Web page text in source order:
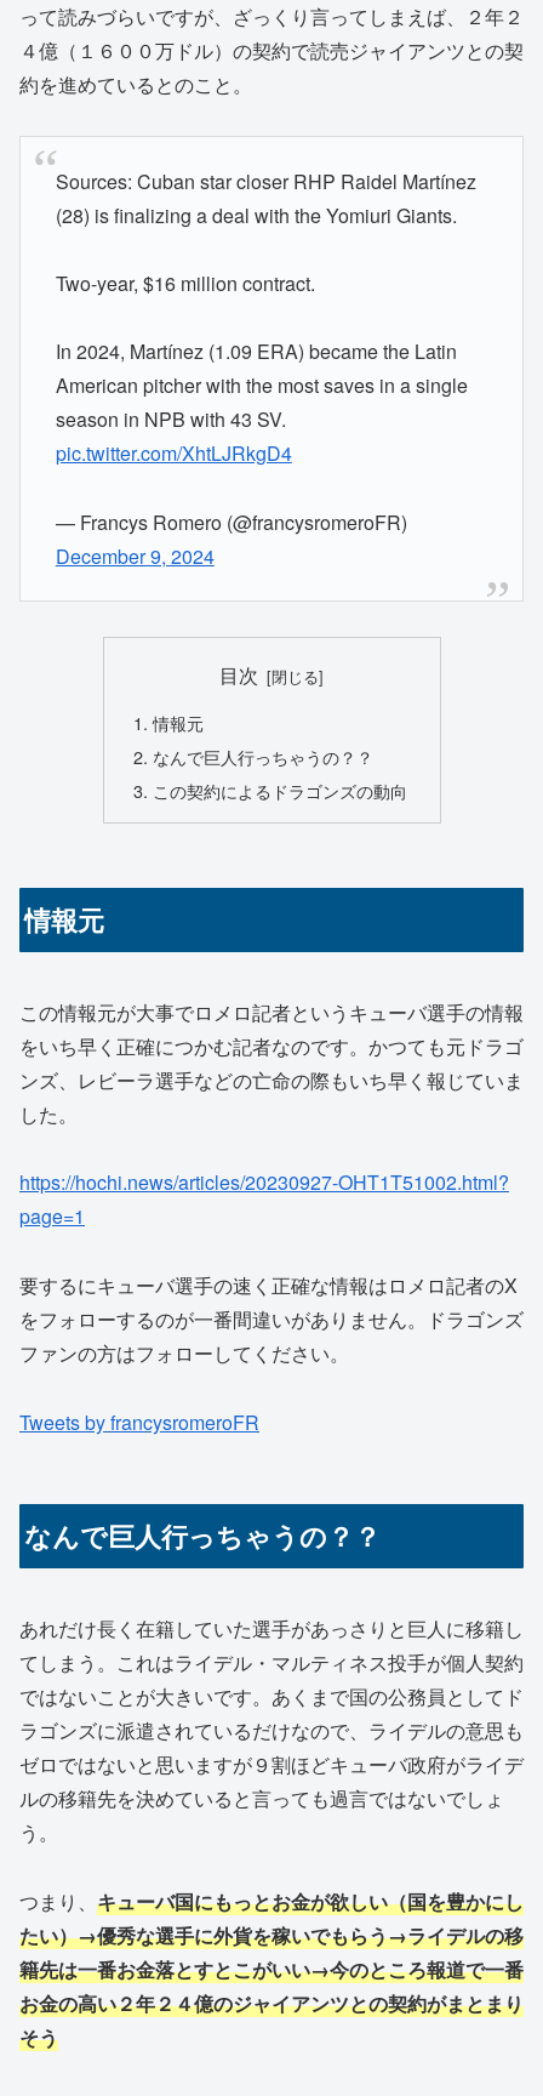
って読みづらいですが、ざっくり言ってしまえば、２年２
４億（１６００万ドル）の契約で読売ジャイアンツとの契
約を進めているとのこと。
Sources: Cuban star closer RHP Raidel Martínez
(28) is finalizing a deal with the Yomiuri Giants.
Two-year, $16 million contract.
In 2024, Martínez (1.09 ERA) became the Latin
American pitcher with the most saves in a single
season in NPB with 43 SV.
pic.twitter.com/XhtLJRkgD4
— Francys Romero (@francysromeroFR)
December 9, 2024
目次
情報元
なんで巨人行っちゃうの？？
この契約によるドラゴンズの動向
情報元
この情報元が大事でロメロ記者というキューバ選手の情報
をいち早く正確につかむ記者なのです。かつても元ドラゴ
ンズ、レビーラ選手などの亡命の際もいち早く報じていま
した。
https://hochi.news/articles/20230927-OHT1T51002.html?
page=1
要するにキューバ選手の速く正確な情報はロメロ記者のX
をフォローするのが一番間違いがありません。ドラゴンズ
ファンの方はフォローしてください。
Tweets by francysromeroFR
なんで巨人行っちゃうの？？
あれだけ長く在籍していた選手があっさりと巨人に移籍し
てしまう。これはライデル・マルティネス投手が個人契約
ではないことが大きいです。あくまで国の公務員としてド
ラゴンズに派遣されているだけなので、ライデルの意思も
ゼロではないと思いますが９割ほどキューバ政府がライデ
ルの移籍先を決めていると言っても過言ではないでしょ
う。
つまり、 キューバ国にもっとお金が欲しい（国を豊かにし
たい）→優秀な選手に外貨を稼いでもらう→ライデルの移
籍先は一番お金落とすとこがいい→今のところ報道で一番
お金の高い２年２４億のジャイアンツとの契約がまとまり
そう